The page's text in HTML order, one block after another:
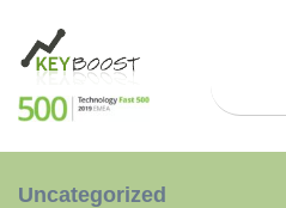
Uncategorized